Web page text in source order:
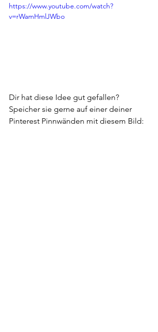
https://www.youtube.com/watch?
v=rWamHmlJWbo
Dir hat diese Idee gut gefallen?
Speicher sie gerne auf einer deiner
Pinterest Pinnwänden mit diesem Bild: